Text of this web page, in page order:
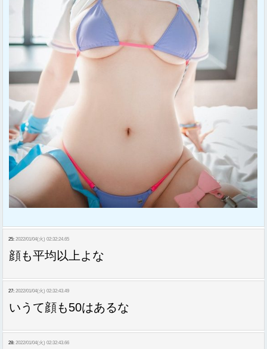
25: 2022/01/04(火) 02:32:24.65
顔も平均以上よな
27: 2022/01/04(火) 02:32:43.49
いうて顔も50はあるな
28: 2022/01/04(火) 02:32:43.66